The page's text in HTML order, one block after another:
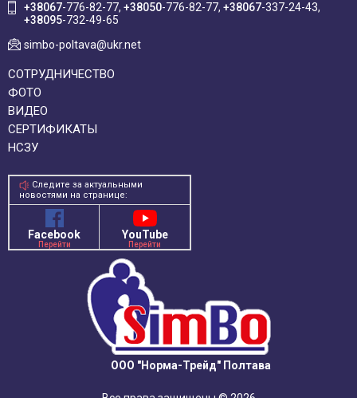
+38067-776-82-77 +38050-776-82-77 +38067-337-24-43
+38095-732-49-65
simbo-poltava@ukr.net
СОТРУДНИЧЕСТВО
ФОТО
ВИДЕО
СЕРТИФИКАТЫ
НСЗУ
Следите за актуальными
новостями на странице:
Facebook
Перейти
YouTube
Перейти
ООО "Норма-Трейд" Полтава